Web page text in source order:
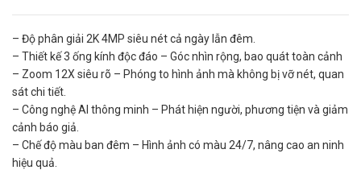
– Độ phân giải 2K 4MP siêu nét cả ngày lẫn đêm.
– Thiết kế 3 ống kính độc đáo – Góc nhìn rộng, bao quát toàn cảnh
– Zoom 12X siêu rõ – Phóng to hình ảnh mà không bị vỡ nét, quan
sát chi tiết.
– Công nghệ AI thông minh – Phát hiện người, phương tiện và giảm
cảnh báo giả.
– Chế độ màu ban đêm – Hình ảnh có màu 24/7, nâng cao an ninh
hiệu quả.